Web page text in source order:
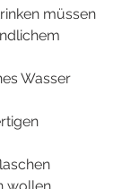
müssen
Wasser